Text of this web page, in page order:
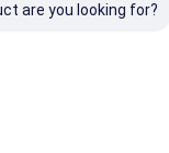
are you looking for?